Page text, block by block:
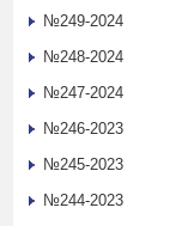
№249-2024
№248-2024
№247-2024
№246-2023
№245-2023
№244-2023